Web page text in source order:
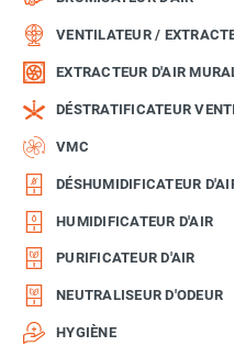
VENTILATEUR /
EXTRACTEUR D'AIR
DÉSTRATIFICATEUR
VMC
DÉSHUMIDIFICATEUR
HUMIDIFICATEUR D'AIR
PURIFICATEUR D'AIR
NEUTRALISEUR D'ODEUR
HYGIÈNE